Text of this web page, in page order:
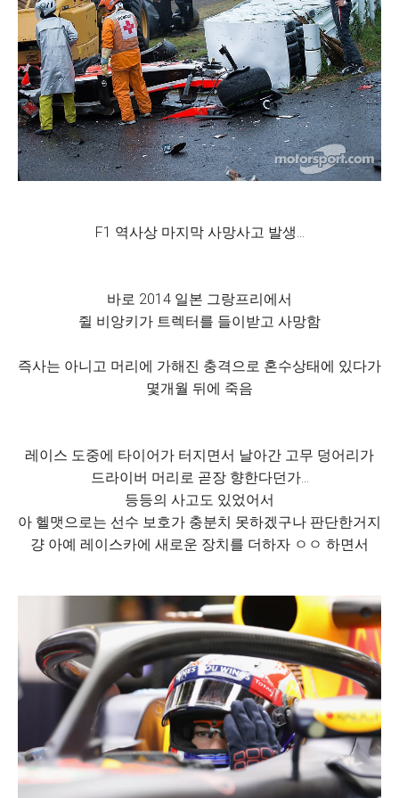
F1 역사상 마지막 사망사고 발생...
바로 2014 일본 그랑프리에서
쥘 비앙키가 트렉터를 들이받고 사망함
즉사는 아니고 머리에 가해진 충격으로 혼수상태에 있다가
몇개월 뒤에 죽음
레이스 도중에 타이어가 터지면서 날아간 고무 덩어리가
드라이버 머리로 곧장 향한다던가...
등등의 사고도 있었어서
아 헬맷으로는 선수 보호가 충분치 못하겠구나 판단한거지
걍 아예 레이스카에 새로운 장치를 더하자 ㅇㅇ 하면서